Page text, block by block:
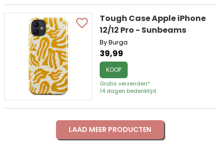
Tough Case Apple iPhone
12/12 Pro - Sunbeams
By Burga
39,99
KOOP
Gratis verzenden*
14 dagen bedenktijd
LAAD MEER PRODUCTEN